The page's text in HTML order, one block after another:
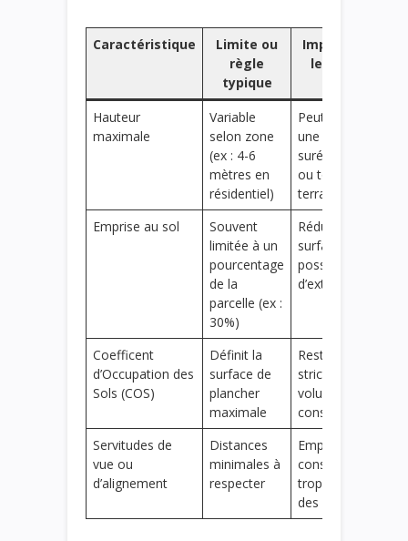
Caractéristique
Limite ou
règle
typique
Impact sur
le projet
Hauteur
maximale
Variable
selon zone
(ex : 4-6
mètres en
résidentiel)
Peut interdire
une
surélévation
ou toit-
terrasse
Emprise au sol
Souvent
limitée à un
pourcentage
de la
parcelle (ex :
30%)
Réduit la
surface
possible
d’extension
Coefficent
d’Occupation des
Sols (COS)
Définit la
surface de
plancher
maximale
Restriction
stricte sur le
volume
construit
Servitudes de
vue ou
d’alignement
Distances
minimales à
respecter
Empêche les
constructions
trop proches
des limites